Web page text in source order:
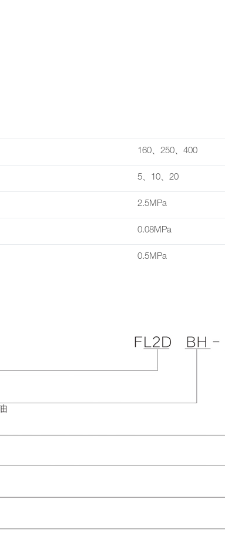
160、250、400
5、10、20
2.5MPa
0.08MPa
0.5MPa